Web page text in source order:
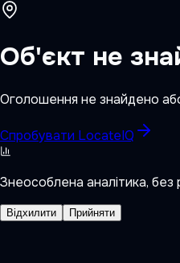
Об'єкт не
Оголошення не знайдено
Спробувати LocateIQ
Знеособлена аналітика, без
Відхилити Прийняти